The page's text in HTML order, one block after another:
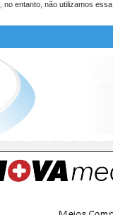
entanto, não utilizamos